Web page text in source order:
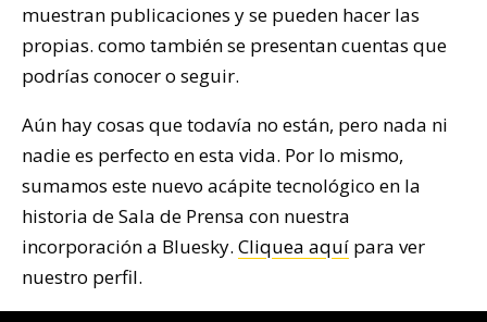
muestran publicaciones y se pueden hacer las
propias. como también se presentan cuentas que
podrías conocer o seguir.
Aún hay cosas que todavía no están, pero nada ni
nadie es perfecto en esta vida. Por lo mismo,
sumamos este nuevo acápite tecnológico en la
historia de Sala de Prensa con nuestra
incorporación a Bluesky. Cliquea aquí para ver
nuestro perfil.